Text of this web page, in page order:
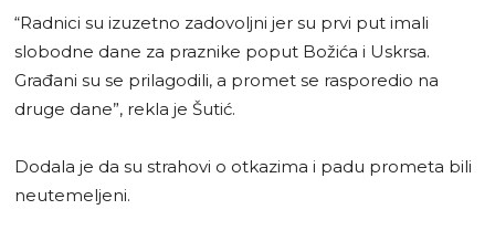
“Radnici su izuzetno zadovoljni jer su prvi put imali
slobodne dane za praznike poput Božića i Uskrsa.
Građani su se prilagodili, a promet se rasporedio na
druge dane”, rekla je Šutić.
Dodala je da su strahovi o otkazima i padu prometa bili
neutemeljeni.